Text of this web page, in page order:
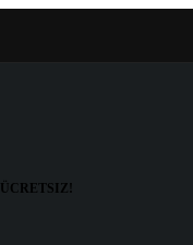
ÜCRETSIZ!